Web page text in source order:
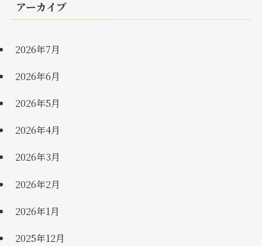
アーカイブ
2026年7月
2026年6月
2026年5月
2026年4月
2026年3月
2026年2月
2026年1月
2025年12月